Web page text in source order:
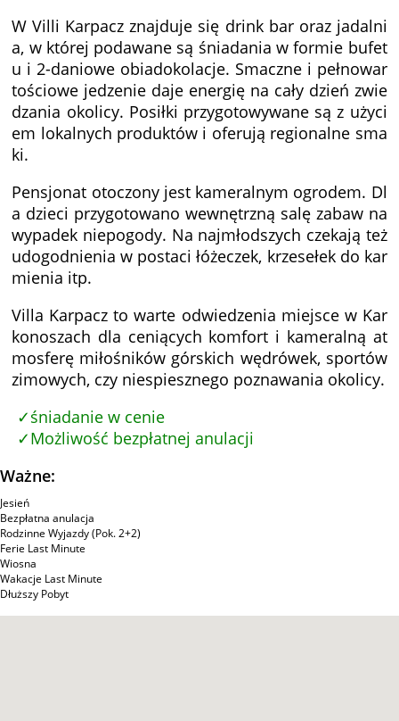
W Villi Karpacz znajduje się drink bar oraz jadalni
a, w której podawane są śniadania w formie bufet
u i 2-daniowe obiadokolacje. Smaczne i pełnowar
tościowe jedzenie daje energię na cały dzień zwie
dzania okolicy. Posiłki przygotowywane są z użyci
em lokalnych produktów i oferują regionalne sma
ki.
Pensjonat otoczony jest kameralnym ogrodem. Dl
a dzieci przygotowano wewnętrzną salę zabaw na
wypadek niepogody. Na najmłodszych czekają też
udogodnienia w postaci łóżeczek, krzesełek do kar
mienia itp.
Villa Karpacz to warte odwiedzenia miejsce w Kar
konoszach dla ceniących komfort i kameralną at
mosferę miłośników górskich wędrówek, sportów
zimowych, czy niespiesznego poznawania okolicy.
śniadanie w cenie
Możliwość bezpłatnej anulacji
Ważne:
Jesień
Bezpłatna anulacja
Rodzinne Wyjazdy (Pok. 2+2)
Ferie Last Minute
Wiosna
Wakacje Last Minute
Dłuższy Pobyt